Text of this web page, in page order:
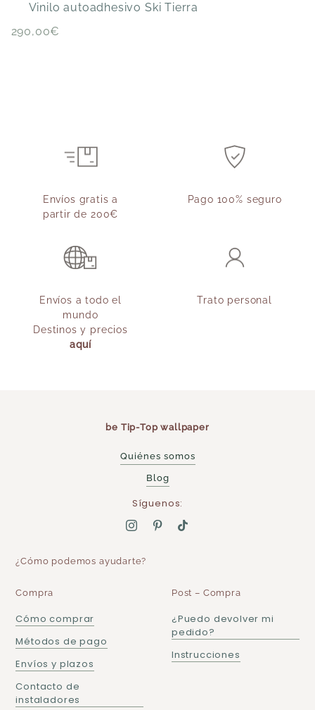
Vinilo autoadhesivo Ski Tierra
290,00€
Envíos gratis a
partir de 200€
Pago 100% seguro
Envíos a todo el
mundo
Destinos y precios
aquí
Trato personal
be Tip-Top wallpaper
Quiénes somos
Blog
Síguenos:
¿Cómo podemos ayudarte?
Compra
Cómo comprar
Métodos de pago
Envíos y plazos
Contacto de
instaladores
Post – Compra
¿Puedo devolver mi
pedido?
Instrucciones